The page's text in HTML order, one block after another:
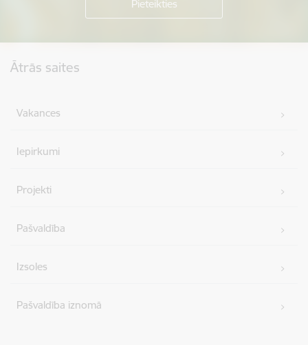
Ātrās saites
Vakances
Iepirkumi
Projekti
Pašvaldība
Izsoles
Pašvaldība iznomā